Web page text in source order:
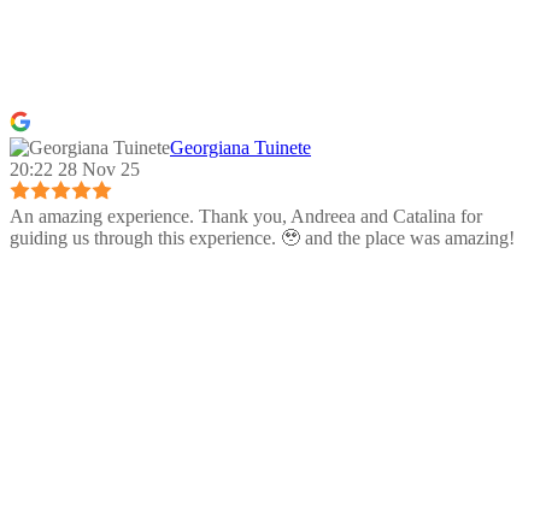
Georgiana Tuinete
20:22 28 Nov 25
An amazing experience. Thank you, Andreea and Catalina for
guiding us through this experience. 🥹 and the place was amazing!